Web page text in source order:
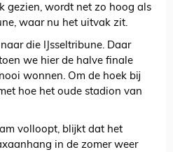
gezien, wordt net zo hoog als
waar nu het uitvak zit.
die IJsseltribune. Daar
we hier de halve finale
wonnen. Om de hoek bij
hoe het oude stadion van
volloopt, blijkt dat het
in de zomer weer